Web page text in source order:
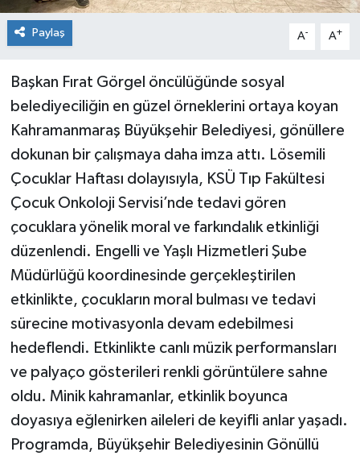
Paylaş A- A+
Başkan Fırat Görgel öncülüğünde sosyal
belediyeciliğin en güzel örneklerini ortaya koyan
Kahramanmaraş Büyükşehir Belediyesi, gönüllere
dokunan bir çalışmaya daha imza attı. Lösemili
Çocuklar Haftası dolayısıyla, KSÜ Tıp Fakültesi
Çocuk Onkoloji Servisi’nde tedavi gören
çocuklara yönelik moral ve farkındalık etkinliği
düzenlendi. Engelli ve Yaşlı Hizmetleri Şube
Müdürlüğü koordinesinde gerçekleştirilen
etkinlikte, çocukların moral bulması ve tedavi
sürecine motivasyonla devam edebilmesi
hedeflendi. Etkinlikte canlı müzik performansları
ve palyaço gösterileri renkli görüntülere sahne
oldu. Minik kahramanlar, etkinlik boyunca
doyasıya eğlenirken aileleri de keyifli anlar yaşadı.
Programda, Büyükşehir Belediyesinin Gönüllü